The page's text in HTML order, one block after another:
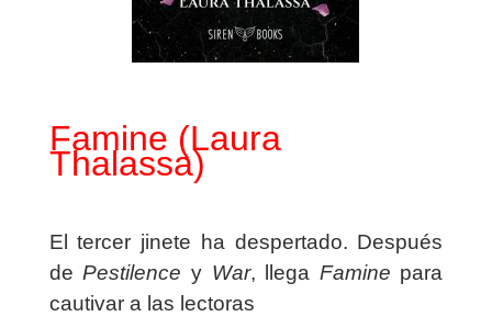
Famine (Laura
Thalassa)
El tercer jinete ha despertado. Después
dePestilence y War, llega Famine para
cautivar a las lectoras